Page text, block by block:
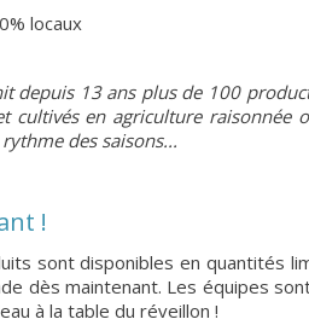
locaux
depuis 13 ans plus de 100
cultivés en agriculture raisonnée
des saisons...
!
sont disponibles en quantités
dès maintenant. Les équipes
à la table du réveillon !